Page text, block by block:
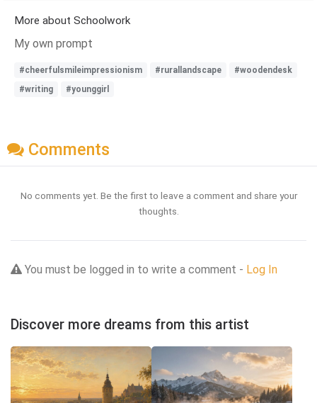
More about Schoolwork
My own prompt
#cheerfulsmileimpressionism #rurallandscape
#woodendesk
#writing
#younggirl
Comments
No comments yet. Be the first to leave a comment and share your
thoughts.
You must be logged in to write a comment - Log In
Discover more dreams from this artist